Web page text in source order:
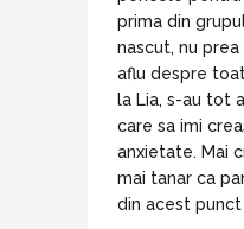
prima din
nascut, nu
aflu despre
la Lia, s-au tot
care sa imi
anxietate. Mai
mai tanar ca
din acest